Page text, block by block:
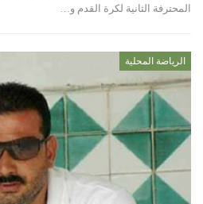
المحترفة الثانية لكرة القدم و…
الرياضة المحلية